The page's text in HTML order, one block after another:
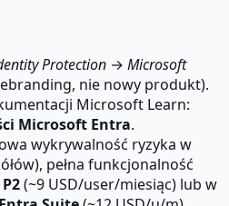
Protection → Microsoft
nie nowy produkt).
Microsoft Learn:
Microsoft Entra.
wykrywalność ryzyka w
pełna funkcjonalność
(~9 USD/user/miesiąc) lub w